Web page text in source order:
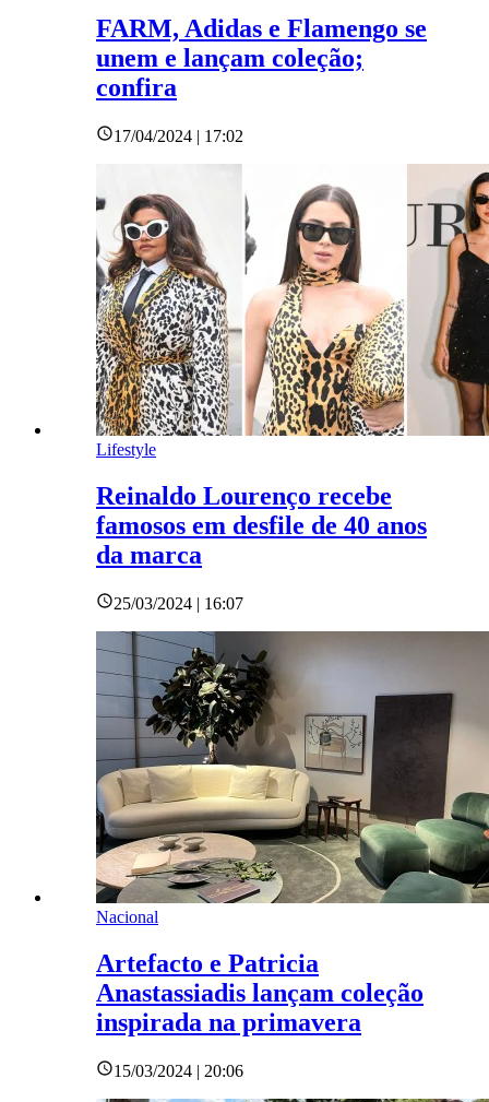
FARM, Adidas e Flamengo se
unem e lançam coleção;
confira
17/04/2024 | 17:02
Lifestyle
Reinaldo Lourenço recebe
famosos em desfile de 40 anos
da marca
25/03/2024 | 16:07
Nacional
Artefacto e Patricia
Anastassiadis lançam coleção
inspirada na primavera
15/03/2024 | 20:06